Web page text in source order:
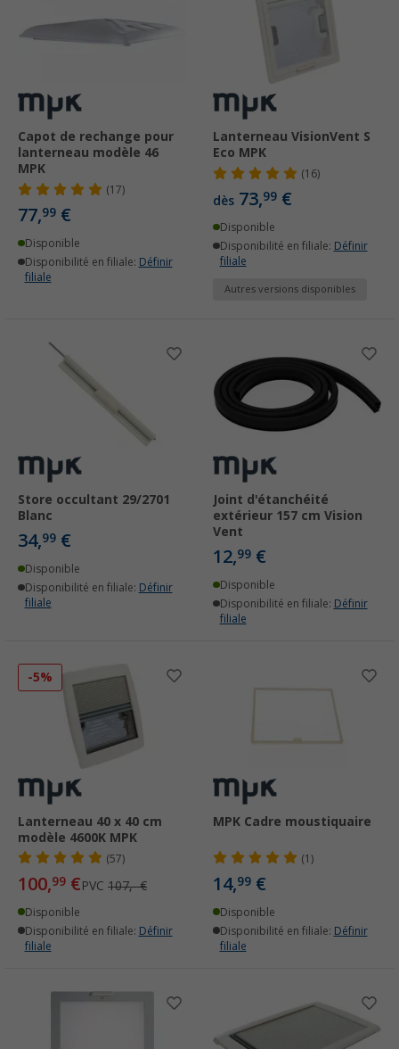
Capot de rechange pour
lanterneau modèle 46
MPK
(17)
77,99 €
Disponible
Disponibilité en filiale: Définir
filiale
Lanterneau VisionVent S
Eco MPK
(16)
dès 73,99 €
Disponible
Disponibilité en filiale: Définir
filiale
Autres versions disponibles
Store occultant 29/2701
Blanc
34,99 €
Disponible
Disponibilité en filiale: Définir
filiale
Joint d'étanchéité
extérieur 157 cm Vision
Vent
12,99 €
Disponible
Disponibilité en filiale: Définir
filiale
-5%
Lanterneau 40 x 40 cm
modèle 4600K MPK
(57)
100,99 €PVC 107,- €
Disponible
Disponibilité en filiale: Définir
filiale
MPK Cadre moustiquaire
(1)
14,99 €
Disponible
Disponibilité en filiale: Définir
filiale